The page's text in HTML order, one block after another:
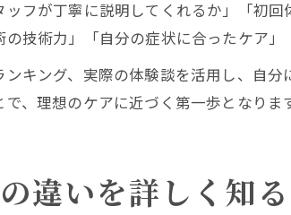
フが丁寧に説明してくれるか」「初
技術力」「自分の症状に合ったケア」
キング、実際の体験談を活用し、自分
、理想のケアに近づく第一歩となります
違いを詳しく知